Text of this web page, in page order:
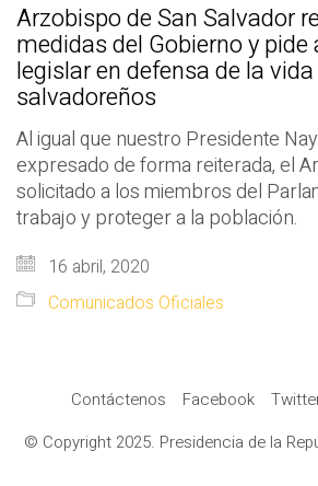
Arzobispo de San Salvador
medidas del Gobierno y
legislar en defensa de la
salvadoreños
Al igual que nuestro Presidente
expresado de forma reiterada, el
solicitado a los miembros del
trabajo y proteger a la población.
16 abril, 2020
Comunicados Oficiales
Contáctenos Facebook
© Copyright 2025. Presidencia de la